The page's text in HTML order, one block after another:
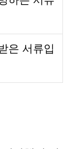
은 서류입